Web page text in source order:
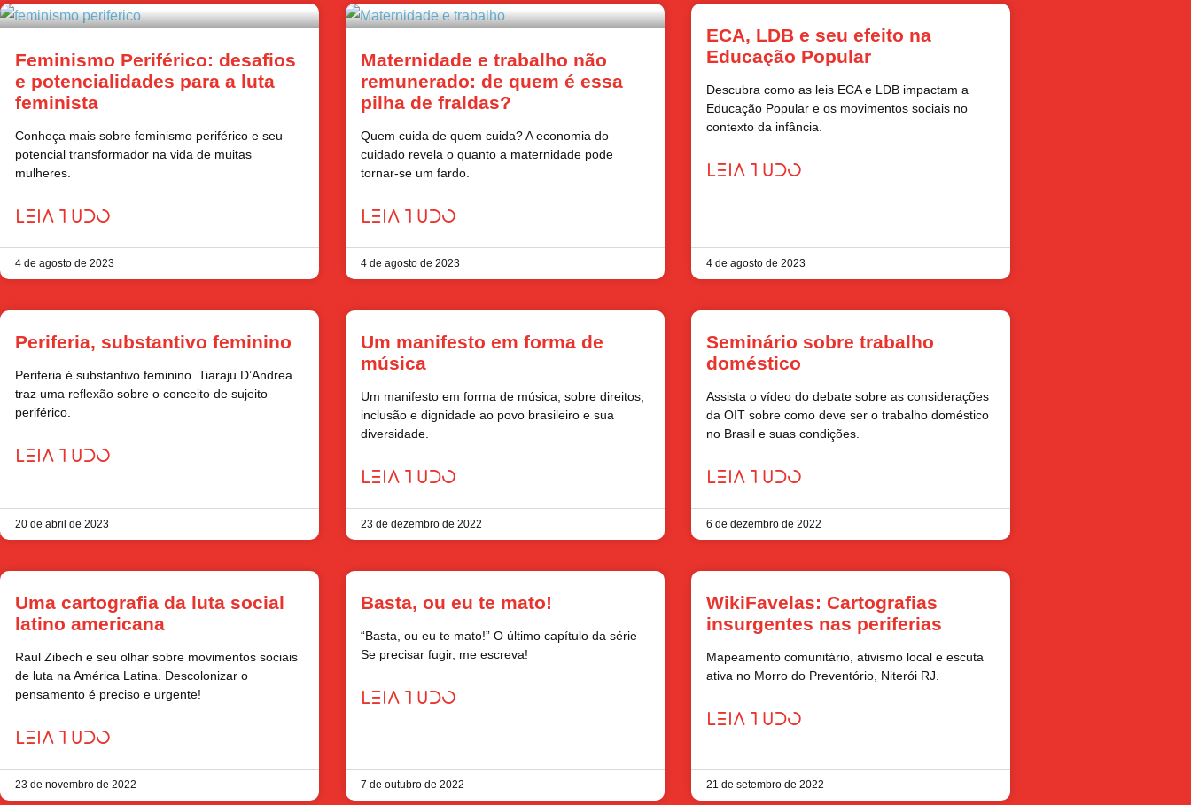
Feminismo Periférico: desafios
e potencialidades para a luta
feminista
Conheça mais sobre feminismo periférico e seu
potencial transformador na vida de muitas
mulheres.
LEIA TUDO
4 de agosto de 2023
Maternidade e trabalho não
remunerado: de quem é essa
pilha de fraldas?
Quem cuida de quem cuida? A economia do
cuidado revela o quanto a maternidade pode
tornar-se um fardo.
LEIA TUDO
4 de agosto de 2023
ECA, LDB e seu efeito na
Educação Popular
Descubra como as leis ECA e LDB impactam a
Educação Popular e os movimentos sociais no
contexto da infância.
LEIA TUDO
4 de agosto de 2023
Periferia, substantivo feminino
Periferia é substantivo feminino. Tiaraju D’Andrea
traz uma reflexão sobre o conceito de sujeito
periférico.
LEIA TUDO
20 de abril de 2023
Um manifesto em forma de
música
Um manifesto em forma de música, sobre direitos,
inclusão e dignidade ao povo brasileiro e sua
diversidade.
LEIA TUDO
23 de dezembro de 2022
Seminário sobre trabalho
doméstico
Assista o vídeo do debate sobre as considerações
da OIT sobre como deve ser o trabalho doméstico
no Brasil e suas condições.
LEIA TUDO
6 de dezembro de 2022
Uma cartografia da luta social
latino americana
Raul Zibech e seu olhar sobre movimentos sociais
de luta na América Latina. Descolonizar o
pensamento é preciso e urgente!
LEIA TUDO
23 de novembro de 2022
Basta, ou eu te mato!
“Basta, ou eu te mato!” O último capítulo da série
Se precisar fugir, me escreva!
LEIA TUDO
7 de outubro de 2022
WikiFavelas: Cartografias
insurgentes nas periferias
Mapeamento comunitário, ativismo local e escuta
ativa no Morro do Preventório, Niterói RJ.
LEIA TUDO
21 de setembro de 2022